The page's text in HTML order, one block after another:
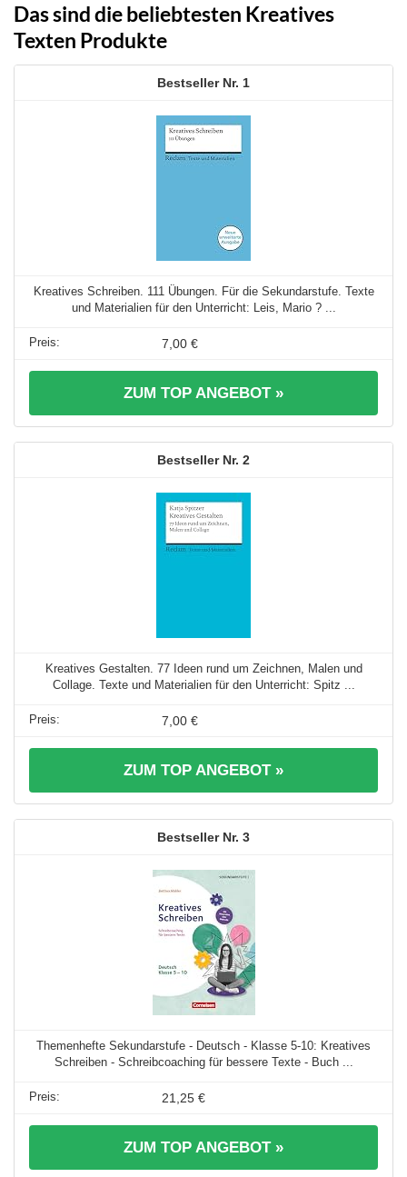
Das sind die beliebtesten Kreatives
Texten Produkte
1
Kreatives Schreiben. 111 Übungen. Für die Sekundarstufe. Texte
und Materialien für den Unterricht: Leis, Mario ? ...
7,00 €
ZUM TOP ANGEBOT »
2
Kreatives Gestalten. 77 Ideen rund um Zeichnen, Malen und
Collage. Texte und Materialien für den Unterricht: Spitz ...
7,00 €
ZUM TOP ANGEBOT »
3
Themenhefte Sekundarstufe - Deutsch - Klasse 5-10: Kreatives
Schreiben - Schreibcoaching für bessere Texte - Buch ...
21,25 €
ZUM TOP ANGEBOT »